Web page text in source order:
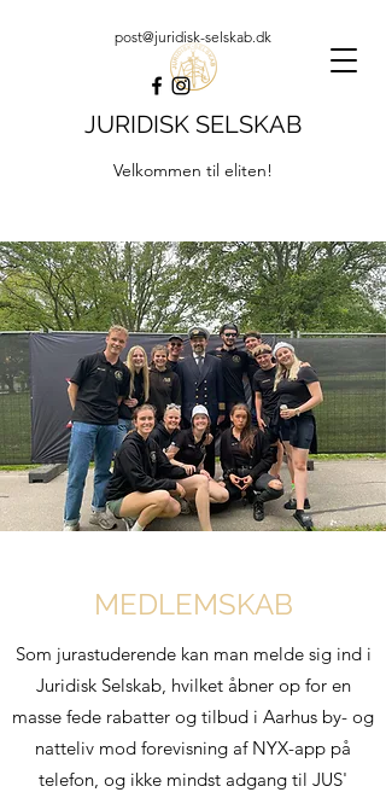
JURIDISK SELSKAB
Velkommen til eliten!
post@juridisk-selskab.dk
MEDLEMSKAB
Som jurastuderende kan man melde sig ind i
Juridisk Selskab, hvilket åbner op for en
masse fede rabatter og tilbud i Aarhus by- og
natteliv mod forevisning af NYX-app på
telefon, og ikke mindst adgang til JUS'